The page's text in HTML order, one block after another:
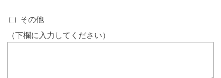
その他
（下欄に入力してください）